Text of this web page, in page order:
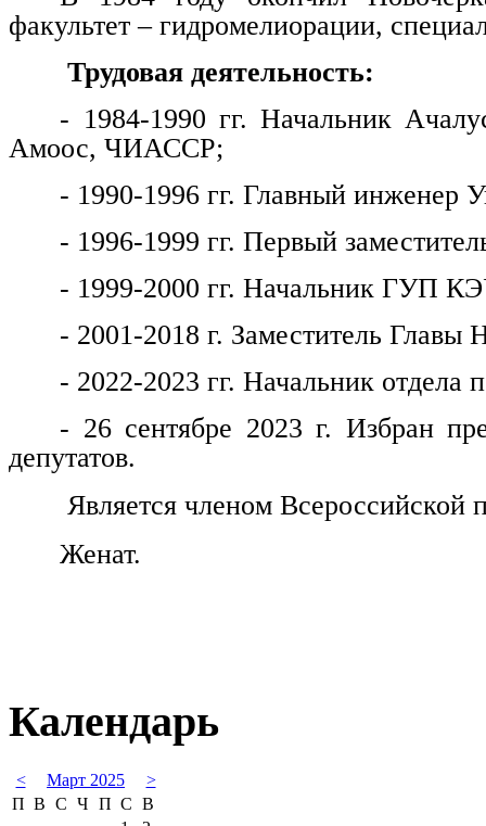
факультет – гидромелиорации,
Трудовая деятельность:
- 1984-1990 гг. Начальник
Амоос, ЧИАССР;
- 1990-1996 гг. Главный
- 1996-1999 гг. Первый
- 1999-2000 гг. Начальник ГУП
- 2001-2018 г. Заместитель Главы
- 2022-2023 гг. Начальник
- 26 сентябре 2023 г. Избран
депутатов.
Является членом Всероссийской
Женат.
Календарь
< Март 2025
>
П В С Ч П С В